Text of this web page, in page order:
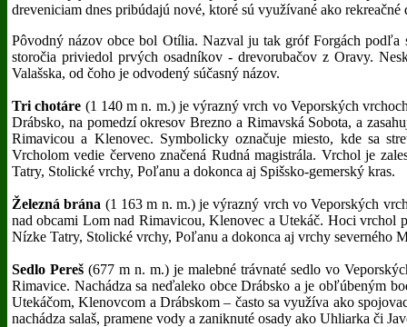
dreveniciam dnes pribúdajú nové, ktoré sú využívané ako rekreačné
Pôvodný názov obce bol Otília. Nazval ju tak gróf Forgách
storočia priviedol prvých osadníkov - drevorubačov z Oravy.
Valašska, od čoho je odvodený súčasný názov.
Tri chotáre (1 140 m n. m.) je výrazný vrch vo Veporských
Drábsko, na pomedzí okresov Brezno a Rimavská Sobota, a
Rimavicou a Klenovec. Symbolicky označuje miesto, kde sa
Vrcholom vedie červeno značená Rudná magistrála. Vrchol je
Tatry, Stolické vrchy, Poľanu a dokonca aj Spišsko-gemerský kras.
Železná brána (1 163 m n. m.) je výrazný vrch vo Veporských
nad obcami Lom nad Rimavicou, Klenovec a Utekáč. Hoci
Nízke Tatry, Stolické vrchy, Poľanu a dokonca aj vrchy severného
Sedlo Pereš (677 m n. m.) je malebné trávnaté sedlo vo
Rimavice. Nachádza sa neďaleko obce Drábsko a je obľúbeným
Utekáčom, Klenovcom a Drábskom – často sa využíva ako
nachádza salaš, pramene vody a zaniknuté osady ako Uhliarka či